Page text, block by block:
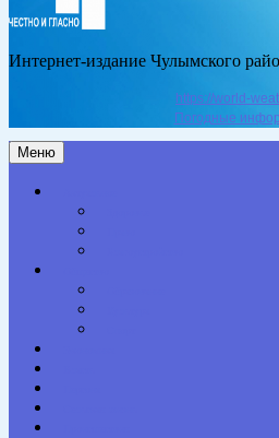
Интернет-издание Чулымского
https://world-
Погодные
Меню